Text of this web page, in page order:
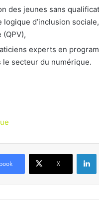
des jeunes sans
logique d’inclusion
experts en
le secteur du numérique.
X